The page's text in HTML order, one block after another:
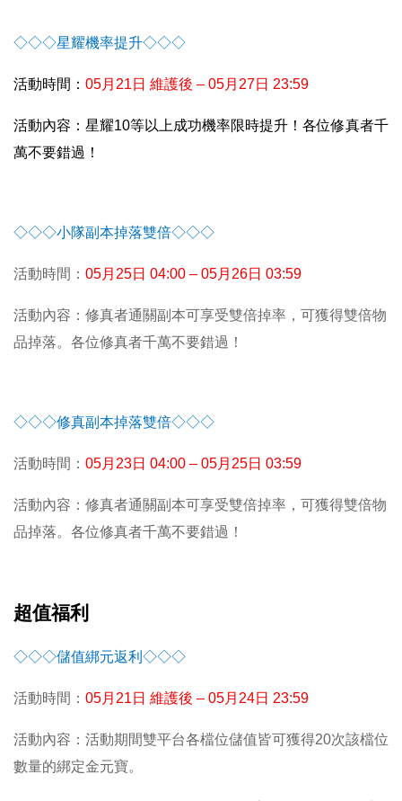
◇◇◇星耀機率提升◇◇◇
活動時間： 05月21日 維護後 – 05月27日 23:59
活動內容：星耀10等以上成功機率限時提升！各位修真者千
萬不要錯過！
◇◇◇小隊副本掉落雙倍◇◇◇
活動時間： 05月25日 04:00 – 05月26日 03:59
活動內容：修真者通關副本可享受雙倍掉率，可獲得雙倍物
品掉落。各位修真者千萬不要錯過！
◇◇◇修真副本掉落雙倍◇◇◇
活動時間： 05月23日 04:00 – 05月25日 03:59
活動內容：修真者通關副本可享受雙倍掉率，可獲得雙倍物
品掉落。各位修真者千萬不要錯過！
超值福利
◇◇◇儲值綁元返利◇◇◇
活動時間： 05月21日 維護後 – 05月24日 23:59
活動內容：活動期間雙平台各檔位儲值皆可獲得20次該檔位
數量的綁定金元寶。